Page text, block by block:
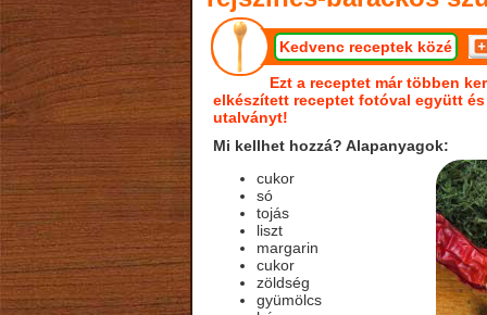
Kedvenc receptek közé
Ezt a receptet már többen
elkészített receptet fotóval együtt
utalványt!
Mi kellhet hozzá? Alapanyagok:
cukor
só
tojás
liszt
margarin
cukor
zöldség
gyümölcs